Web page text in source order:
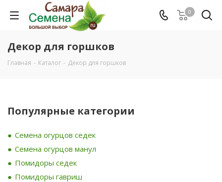
0
Декор для горшков
Главная - Каталог - Декор для горшков
Популярные категории
Семена огурцов седек
Семена огурцов манул
Помидоры седек
Помидоры гавриш